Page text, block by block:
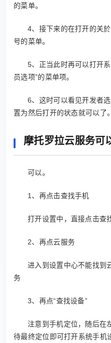
的菜单。
4、接下来的在打开的关
号的菜单。
5、正当此时再可以打开
员选项”的菜单项。
6、这时可以看见开发者
置为然后打开的状态就可以了。
摩托罗拉云服务可
可以。
1、再点击查找手机
打开设置中，直接点击查
2、再点云服务
进入到设置中心不能找到
务
3、再点“查找设备”
注意到手机定位，随后在
待最终定位即可打开系统手机